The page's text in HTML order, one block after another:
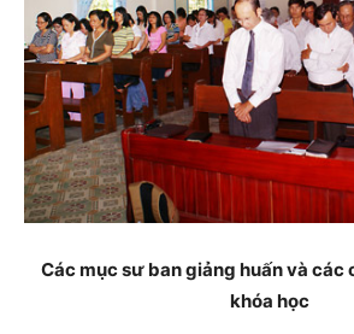
Các mục sư ban giảng huấn và các
khóa học